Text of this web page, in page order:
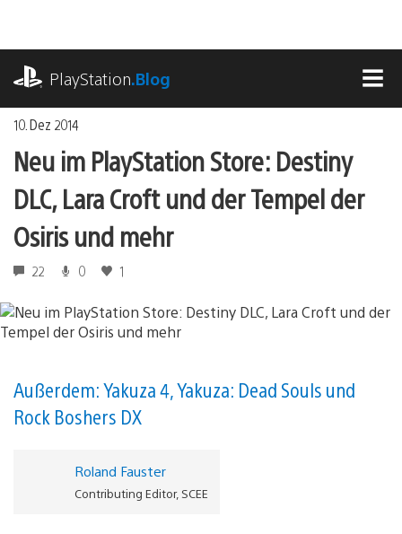
springen
PlayStation.Blog
10. Dez 2014
Neu im PlayStation Store: Destiny
DLC, Lara Croft und der Tempel der
Osiris und mehr
22 0 1
Außerdem: Yakuza 4, Yakuza: Dead Souls und
Rock Boshers DX
Roland Fauster
Contributing Editor, SCEE